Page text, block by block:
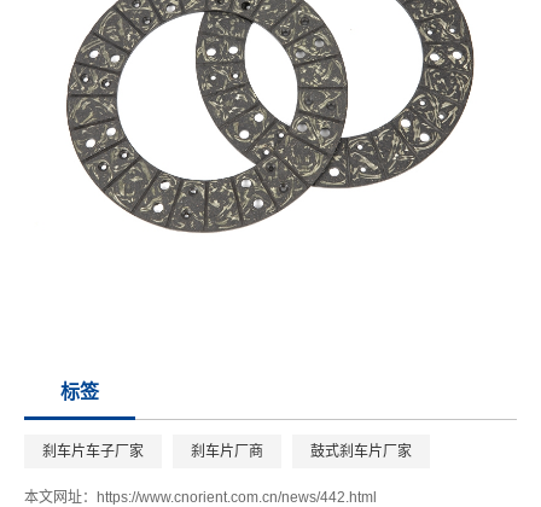
标签
刹车片车子厂家 刹车片厂商 鼓式刹车片厂家
本文网址： https://www.cnorient.com.cn/news/442.html